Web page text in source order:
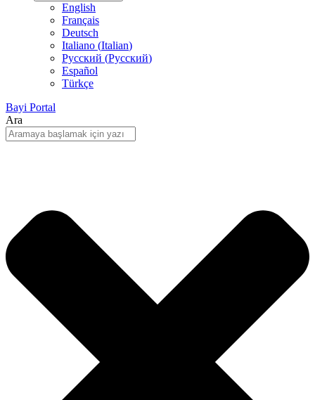
English
Français
Deutsch
Italiano (Italian)
Русский (Pусский)
Español
Türkçe
Bayi Portal
Ara